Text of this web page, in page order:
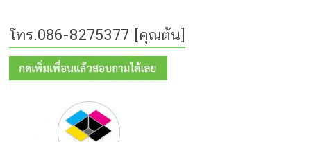
โทร.086-8275377 [คุณต้น]